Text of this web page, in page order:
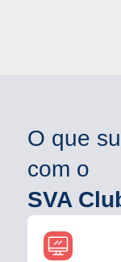
O que
com o
SVA